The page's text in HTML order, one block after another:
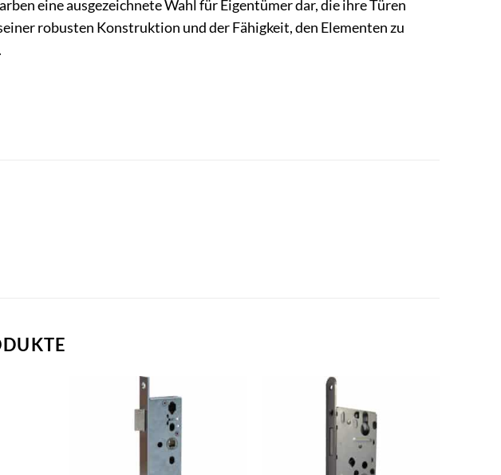
eine ausgezeichnete Wahl für Eigentümer dar, die ihre Türen
robusten Konstruktion und der Fähigkeit, den Elementen zu